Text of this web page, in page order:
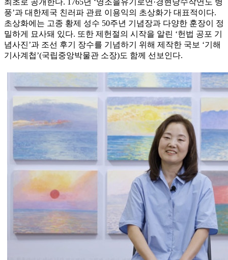
최초로 공개한다. 1765년 ‘영조을유기로연·경현당수작연도 병
풍’과 대한제국 친러파 관료 이용익의 초상화가 대표적이다.
초상화에는 고종 황제 성수 50주년 기념장과 다양한 훈장이 정
밀하게 묘사돼 있다. 또한 제헌절의 시작을 알린 ‘헌법 공포 기
념사진’과 조선 후기 장수를 기념하기 위해 제작한 국보 ‘기해
기사계첩’(국립중앙박물관 소장)도 함께 선보인다.